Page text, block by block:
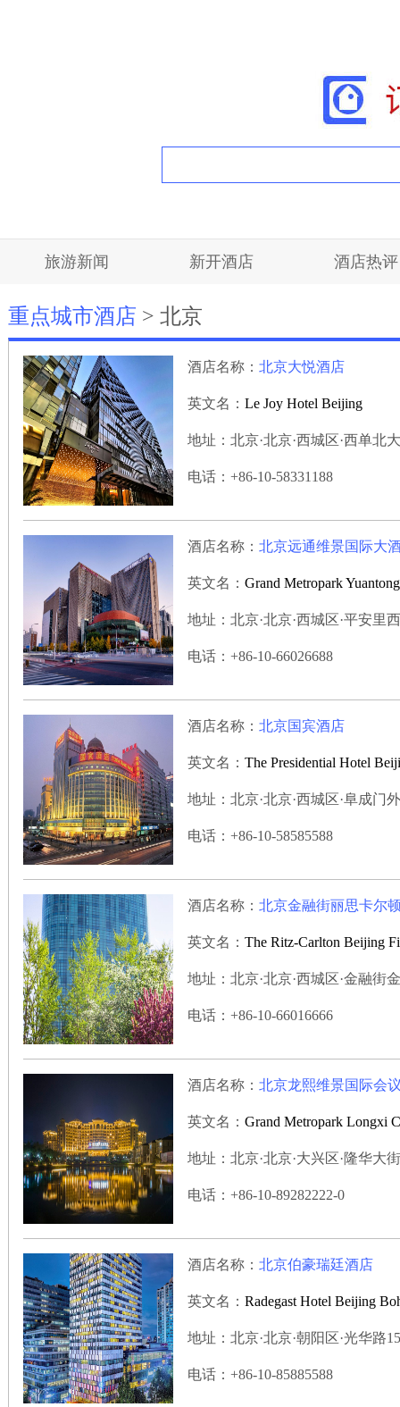
旅游新闻 新开酒店 酒店热评
重点城市酒店 > 北京
酒店名称： 北京大悦酒店
英文名： Le Joy Hotel Beijing
地址：北京·北京·西城区·西单北
电话：+86-10-58331188
酒店名称： 北京远通维景国际大
英文名： Grand Metropark
地址：北京·北京·西城区·平安里
电话：+86-10-66026688
酒店名称： 北京国宾酒店
英文名： The Presidential Hotel
地址：北京·北京·西城区·阜成门
电话：+86-10-58585588
酒店名称： 北京金融街丽思卡尔
英文名： The Ritz-Carlton Beijing
地址：北京·北京·西城区·金融街
电话：+86-10-66016666
酒店名称： 北京龙熙维景国际会
英文名： Grand Metropark Longxi
地址：北京·北京·大兴区·隆华大
电话：+86-10-89282222-0
酒店名称： 北京伯豪瑞廷酒店
英文名： Radegast Hotel Beijing
地址：北京·北京·朝阳区·光华路
电话：+86-10-85885588